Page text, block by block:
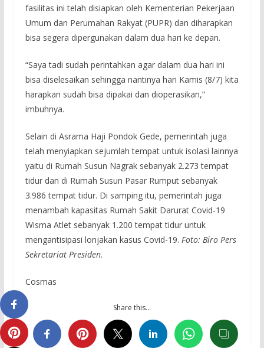
fasilitas ini telah disiapkan oleh Kementerian Pekerjaan
Umum dan Perumahan Rakyat (PUPR) dan diharapkan
bisa segera dipergunakan dalam dua hari ke depan.
“Saya tadi sudah perintahkan agar dalam dua hari ini
bisa diselesaikan sehingga nantinya hari Kamis (8/7) kita
harapkan sudah bisa dipakai dan dioperasikan,”
imbuhnya.
Selain di Asrama Haji Pondok Gede, pemerintah juga
telah menyiapkan sejumlah tempat untuk isolasi lainnya
yaitu di Rumah Susun Nagrak sebanyak 2.273 tempat
tidur dan di Rumah Susun Pasar Rumput sebanyak
3.986 tempat tidur. Di samping itu, pemerintah juga
menambah kapasitas Rumah Sakit Darurat Covid-19
Wisma Atlet sebanyak 1.200 tempat tidur untuk
mengantisipasi lonjakan kasus Covid-19. Foto: Biro Pers
Sekretariat Presiden.
Cosmas
Share this…